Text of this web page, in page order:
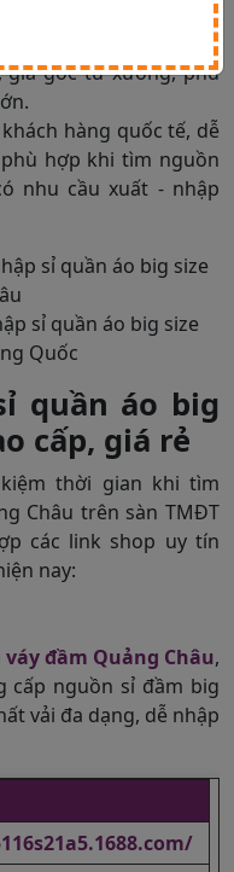
số lượng nhỏ, nhiều
giá gốc từ xưởng, phù
hàng quốc tế, dễ
hợp khi tìm nguồn
nhu cầu xuất - nhập
sỉ quần áo big size
Quốc
quần áo big
cấp, giá rẻ
thời gian khi tìm
Châu trên sàn TMĐT
các link shop uy tín
nay:
đầm Quảng Châu,
cấp nguồn sỉ đầm big
vải đa dạng, dễ nhập